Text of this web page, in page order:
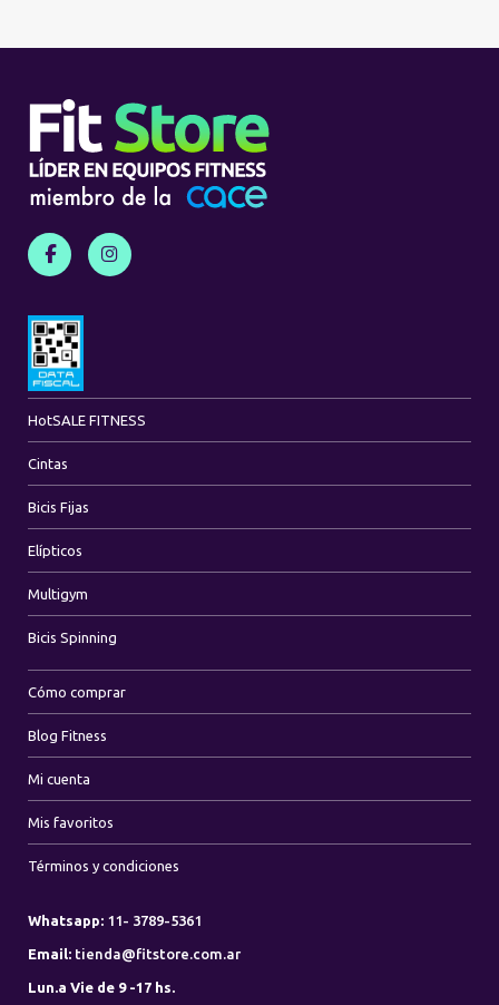
HotSALE FITNESS
Cintas
Bicis Fijas
Elípticos
Multigym
Bicis Spinning
Cómo comprar
Blog Fitness
Mi cuenta
Mis favoritos
Términos y condiciones
Whatsapp: 11- 3789-5361
Email: tienda@fitstore.com.ar
Lun.a Vie de 9 -17 hs.